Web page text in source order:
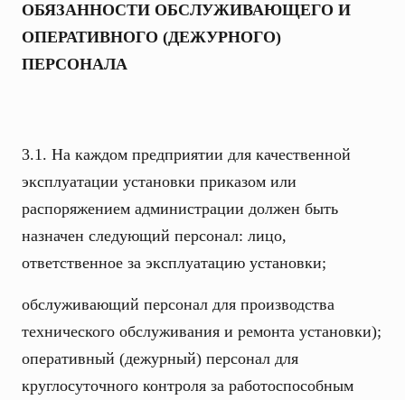
ОБЯЗАННОСТИ ОБСЛУЖИВАЮЩЕГО И
ОПЕРАТИВНОГО (ДЕЖУРНОГО)
ПЕРСОНАЛА
3.1. На каждом предприятии для качественной
эксплуатации установки приказом или
распоряжением администрации должен быть
назначен следующий персонал: лицо,
ответственное за эксплуатацию установки;
обслуживающий персонал для производства
технического обслуживания и ремонта установки);
оперативный (дежурный) персонал для
круглосуточного контроля за работоспособным